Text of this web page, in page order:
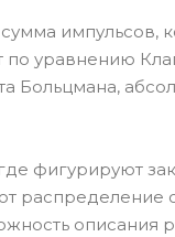
по уравнению
Больцмана,
фигурируют
описания